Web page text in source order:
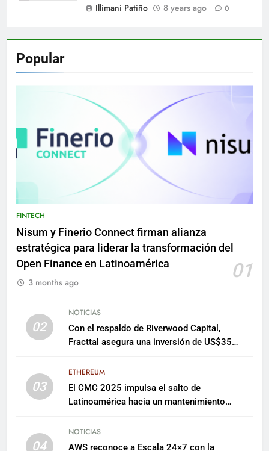
Illimani Patiño
8 years ago 0
Popular
FINTECH
Nisum y Finerio Connect firman alianza
estratégica para liderar la transformación del
Open Finance en Latinoamérica
01
3 months ago
02
NOTICIAS
Con el respaldo de Riverwood Capital,
Fracttal asegura una inversión de US$35
03
ETHEREUM
El CMC 2025 impulsa el salto de
Latinoamérica hacia un mantenimiento
04
NOTICIAS
AWS reconoce a Escala 24×7 con la